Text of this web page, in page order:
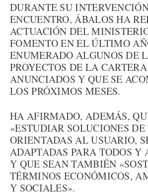
DURANTE SU
ENCUENTRO, ÁBALOS HA
ACTUACIÓN DEL
FOMENTO EN EL ÚLTIMO
ENUMERADO ALGUNOS DE
PROYECTOS DE LA
ANUNCIADOS Y QUE SE
LOS PRÓXIMOS MESES.
HA AFIRMADO, ADEMÁS,
«ESTUDIAR SOLUCIONES DE
ORIENTADAS AL USUARIO,
ADAPTADAS PARA TODOS Y
Y QUE SEAN TAMBIÉN
TÉRMINOS ECONÓMICOS,
Y SOCIALES».